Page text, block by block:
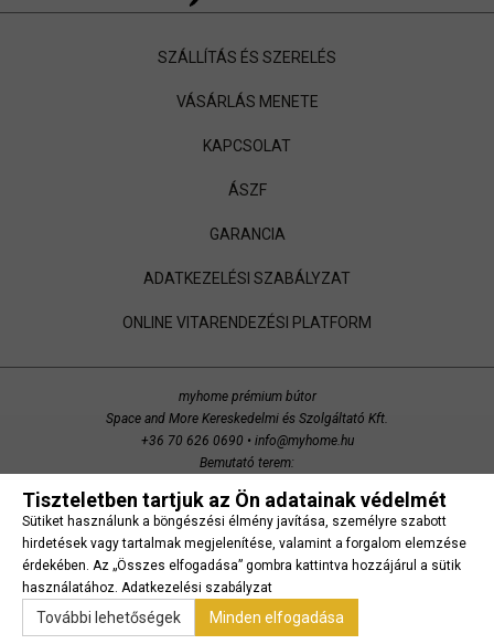
Tiszteletben tartjuk az Ön adatainak védelmét
Sütiket használunk a böngészési élmény javítása, személyre szabott
hirdetések vagy tartalmak megjelenítése, valamint a forgalom elemzése
érdekében. Az „Összes elfogadása” gombra kattintva hozzájárul a sütik
használatához. Adatkezelési szabályzat
További lehetőségek Minden elfogadása
SZÁLLÍTÁS ÉS SZERELÉS
VÁSÁRLÁS MENETE
KAPCSOLAT
ÁSZF
GARANCIA
ADATKEZELÉSI SZABÁLYZAT
ONLINE VITARENDEZÉSI PLATFORM
myhome prémium bútor
Space and More Kereskedelmi és Szolgáltató Kft.
+36 70 626 0690 • info@myhome.hu
Bemutató terem:
copyright 2014 Space and More. minden jog fenntartva.
Süti beállítások